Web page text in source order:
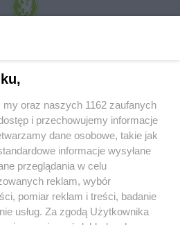
o.o. Internetowy Serwis Informacyjny Miasta
PRYWATNOŚCI HOSTING
RSS FACEBOOK KONTAKT
oraz naszych 1162 zaufanych
i przechowujemy informacje
dane osobowe, takie jak
informacje wysyłane
przeglądania w celu
reklam, wybór
pomiar reklam i treści, badanie
usług. Za zgodą Użytkownika